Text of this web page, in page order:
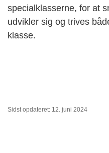
specialklasserne, for at
udvikler sig og trives
klasse.
Sidst opdateret: 12. juni 2024